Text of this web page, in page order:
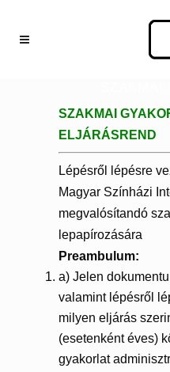
SZAKMAI
ELJÁRÁSREND
Lépésről lépésre
Magyar Színházi
megvalósítandó
lepapírozására
Preambulum:
a) Jelen
valamint lépésről
milyen eljárás
(esetenként éves)
gyakorlat